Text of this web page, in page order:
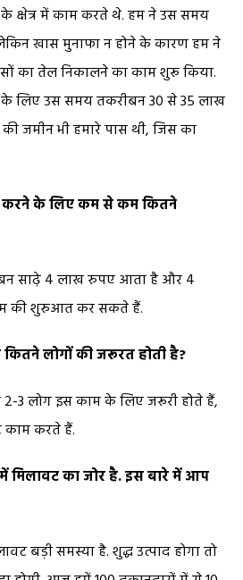
क्षेत्र में काम करते थे. हम ने उस समय
खास मुनाफा न होने के कारण हम ने
का तेल निकालने का काम शुरू किया.
लिए उस समय तकरीबन 30 से 35 लाख
जमीन भी हमारे पास थी, जिस का
के लिए कम से कम कितने
साढ़े 4 लाख रुपए आता है और 4
की शुरुआत कर सकते हैं.
लोगों की जरूरत होती है?
2-3 लोग इस काम के लिए जरूरी होते हैं,
काम करते हैं.
मिलावट का जोर है. इस बारे में आप
बड़ी समस्या है. शुद्ध उत्पाद होगा तो